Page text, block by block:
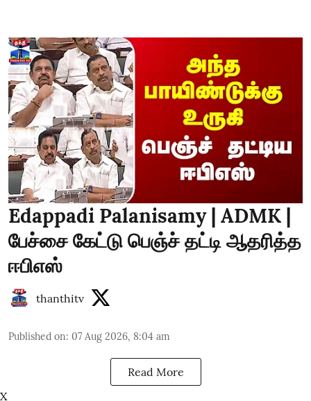
Edappadi Palanisamy | ADMK |
பேச்சை கேட்டு பெஞ்ச் தட்டி ஆதரித்த
ஈபிஎஸ்
thanthitv
Published on: 07 Aug 2026, 8:04 am
Read More
X